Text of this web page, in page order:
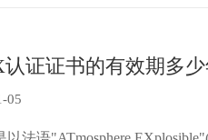
认证证书的有效期多少
05